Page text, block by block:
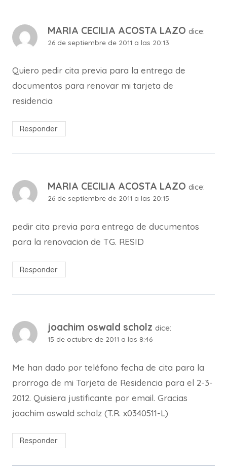
MARIA CECILIA ACOSTA LAZO dice:
26 de septiembre de 2011 a las 20:13
Quiero pedir cita previa para la entrega de
documentos para renovar mi tarjeta de
residencia
Responder
MARIA CECILIA ACOSTA LAZO dice:
26 de septiembre de 2011 a las 20:15
pedir cita previa para entrega de ducumentos
para la renovacion de TG. RESID
Responder
joachim oswald scholz dice:
15 de octubre de 2011 a las 8:46
Me han dado por teléfono fecha de cita para la
prorroga de mi Tarjeta de Residencia para el 2-3-
2012. Quisiera justificante por email. Gracias
joachim oswald scholz (T.R. x0340511-L)
Responder